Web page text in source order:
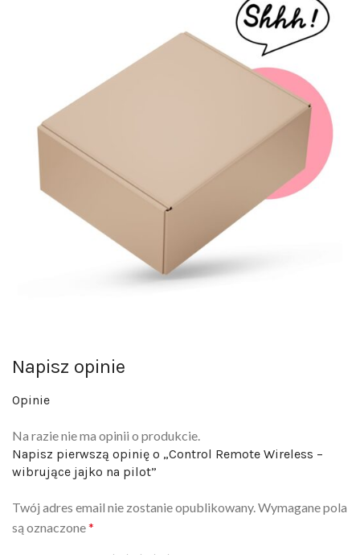
Napisz opinie
Opinie
Na razie nie ma opinii o produkcie.
Napisz pierwszą opinię o „Control Remote Wireless –
wibrujące jajko na pilot”
Twój adres email nie zostanie opublikowany. Wymagane pola
są oznaczone*